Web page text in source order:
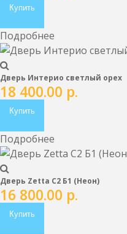
Купить
Подробнее
Дверь Интерио светлый орех
18 400.00 р.
Купить
Подробнее
Дверь Zetta С2 Б1 (Неон)
16 800.00 р.
Купить